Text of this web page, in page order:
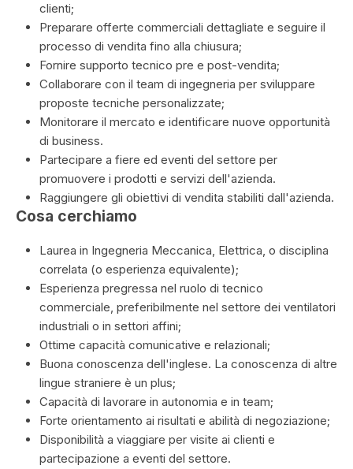
clienti;
Preparare offerte commerciali dettagliate e seguire il
processo di vendita fino alla chiusura;
Fornire supporto tecnico pre e post-vendita;
Collaborare con il team di ingegneria per sviluppare
proposte tecniche personalizzate;
Monitorare il mercato e identificare nuove opportunità
di business.
Partecipare a fiere ed eventi del settore per
promuovere i prodotti e servizi dell'azienda.
Raggiungere gli obiettivi di vendita stabiliti dall'azienda.
Cosa cerchiamo
Laurea in Ingegneria Meccanica, Elettrica, o disciplina
correlata (o esperienza equivalente);
Esperienza pregressa nel ruolo di tecnico
commerciale, preferibilmente nel settore dei ventilatori
industriali o in settori affini;
Ottime capacità comunicative e relazionali;
Buona conoscenza dell'inglese. La conoscenza di altre
lingue straniere è un plus;
Capacità di lavorare in autonomia e in team;
Forte orientamento ai risultati e abilità di negoziazione;
Disponibilità a viaggiare per visite ai clienti e
partecipazione a eventi del settore.